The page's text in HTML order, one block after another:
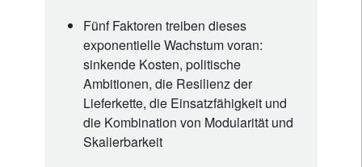
Fünf Faktoren treiben dieses
exponentielle Wachstum voran:
sinkende Kosten, politische
Ambitionen, die Resilienz der
Lieferkette, die Einsatzfähigkeit und
die Kombination von Modularität und
Skalierbarkeit